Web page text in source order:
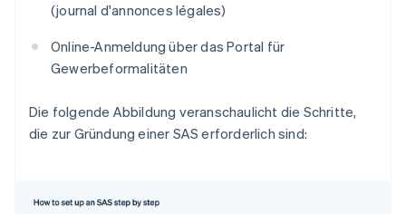
(journal d'annonces légales)
Online-Anmeldung über das Portal für
Gewerbeformalitäten
Die folgende Abbildung veranschaulicht die Schritte,
die zur Gründung einer SAS erforderlich sind: